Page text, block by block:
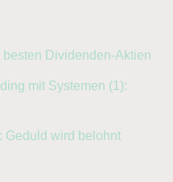
Dividenden-Aktien
mit Systemen (1):
Geduld wird belohnt